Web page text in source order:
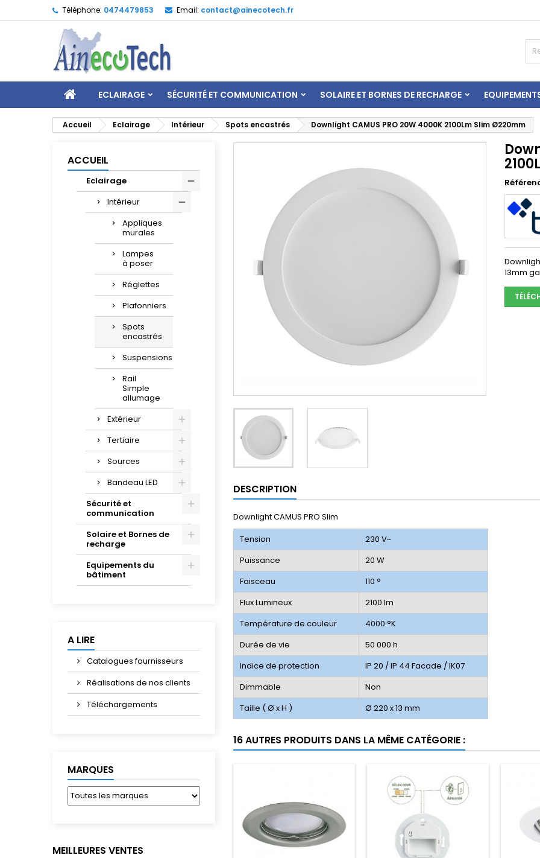
Téléphone: 0474479853 Email: contact@ainecotech.fr
ECLAIRAGE SÉCURITÉ ET COMMUNICATION SOLAIRE ET BORNES DE RECHARGE
Accueil Eclairage Intérieur Spots encastrés Downlight CAMUS PRO 20W 4000K 2100Lm Slim Ø220mm
ACCUEIL
Eclairage
Intérieur
Appliques
murales
Lampes
à poser
Réglettes
Plafonniers
Spots
encastrés
Suspensions
Rail
Simple
allumage
Extérieur
Tertiaire
Sources
Bandeau LED
Sécurité et
communication
Solaire et Bornes de
recharge
Equipements du
bâtiment
A LIRE
Catalogues fournisseurs
Réalisations de nos clients
Téléchargements
MARQUES
MEILLEURES VENTES
13mm
DESCRIPTION
Downlight CAMUS PRO Slim
Tension
230 V~
Puissance
20 W
Faisceau
110 °
Flux Lumineux
2100 lm
Température de couleur
4000 °K
Durée de vie
50 000 h
Indice de protection
IP 20 / IP 44 Facade / IK07
Dimmable
Non
Taille ( Ø x H )
Ø 220 x 13 mm
16 AUTRES PRODUITS DANS LA MÊME CATÉGORIE :